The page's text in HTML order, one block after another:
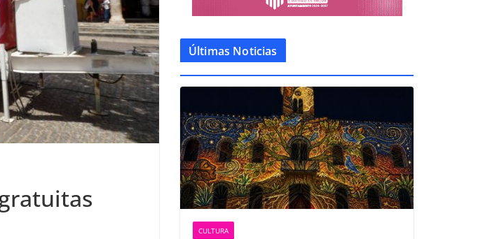
Últimas Noticias
CULTURA